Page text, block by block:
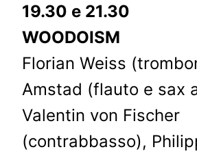
19.30 e 21.30
WOODOISM
Florian Weiss
Amstad (flauto e sax
Valentin von Fischer
(contrabbasso),